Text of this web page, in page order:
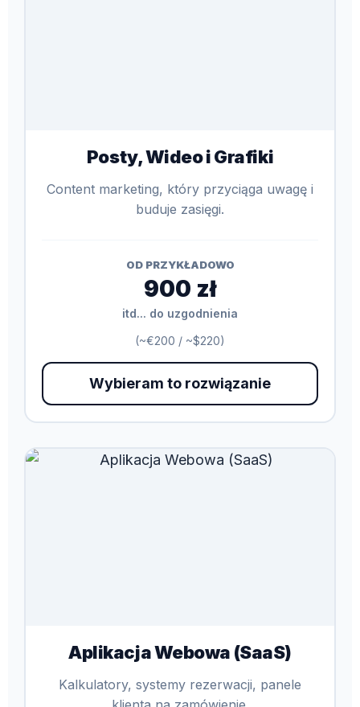
Posty, Wideo i Grafiki
Content marketing, który przyciąga uwagę i
buduje zasięgi.
OD PRZYKŁADOWO
900 zł
itd... do uzgodnienia
(~€200 / ~$220)
Wybieram to rozwiązanie
Aplikacja Webowa (SaaS)
Kalkulatory, systemy rezerwacji, panele